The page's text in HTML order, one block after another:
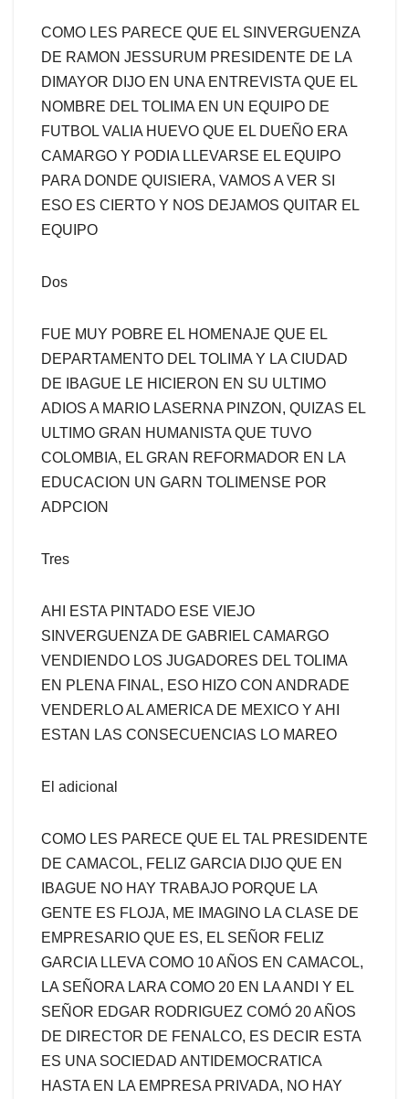
COMO LES PARECE QUE EL SINVERGUENZA
DE RAMON JESSURUM PRESIDENTE DE LA
DIMAYOR DIJO EN UNA ENTREVISTA QUE EL
NOMBRE DEL TOLIMA EN UN EQUIPO DE
FUTBOL VALIA HUEVO QUE EL DUEÑO ERA
CAMARGO Y PODIA LLEVARSE EL EQUIPO
PARA DONDE QUISIERA, VAMOS A VER SI
ESO ES CIERTO Y NOS DEJAMOS QUITAR EL
EQUIPO
Dos
FUE MUY POBRE EL HOMENAJE QUE EL
DEPARTAMENTO DEL TOLIMA Y LA CIUDAD
DE IBAGUE LE HICIERON EN SU ULTIMO
ADIOS A MARIO LASERNA PINZON, QUIZAS EL
ULTIMO GRAN HUMANISTA QUE TUVO
COLOMBIA, EL GRAN REFORMADOR EN LA
EDUCACION UN GARN TOLIMENSE POR
ADPCION
Tres
AHI ESTA PINTADO ESE VIEJO
SINVERGUENZA DE GABRIEL CAMARGO
VENDIENDO LOS JUGADORES DEL TOLIMA
EN PLENA FINAL, ESO HIZO CON ANDRADE
VENDERLO AL AMERICA DE MEXICO Y AHI
ESTAN LAS CONSECUENCIAS LO MAREO
El adicional
COMO LES PARECE QUE EL TAL PRESIDENTE
DE CAMACOL, FELIZ GARCIA DIJO QUE EN
IBAGUE NO HAY TRABAJO PORQUE LA
GENTE ES FLOJA, ME IMAGINO LA CLASE DE
EMPRESARIO QUE ES, EL SEÑOR FELIZ
GARCIA LLEVA COMO 10 AÑOS EN CAMACOL,
LA SEÑORA LARA COMO 20 EN LA ANDI Y EL
SEÑOR EDGAR RODRIGUEZ COMÓ 20 AÑOS
DE DIRECTOR DE FENALCO, ES DECIR ESTA
ES UNA SOCIEDAD ANTIDEMOCRATICA
HASTA EN LA EMPRESA PRIVADA, NO HAY